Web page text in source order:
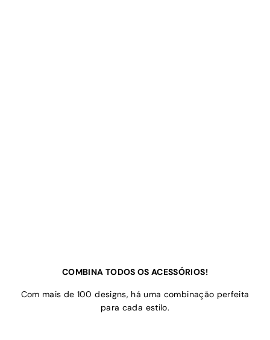
COMBINA TODOS OS ACESSÓRIOS!
Com mais de 100 designs, há uma combinação perfeita
para cada estilo.